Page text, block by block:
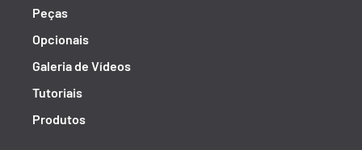
Peças
Opcionais
Galeria de Vídeos
Tutoriais
Produtos